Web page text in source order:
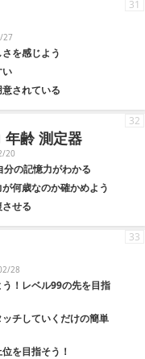
27
を感じよう
い
されている
31
年齢 測定器
20
の記憶力がわかる
何歳なのか確かめよう
せる
32
28
！レベル99の先を目指
チしていくだけの簡単
を目指そう！
33